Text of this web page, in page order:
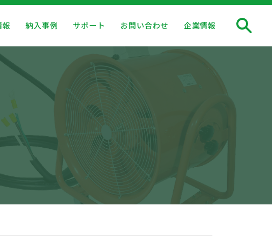
報 納入事例 サポート お問い合わせ 企業情報